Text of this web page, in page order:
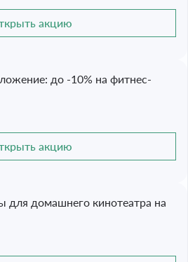
акцию
до -10% на фитнес-
акцию
для домашнего кинотеатра на